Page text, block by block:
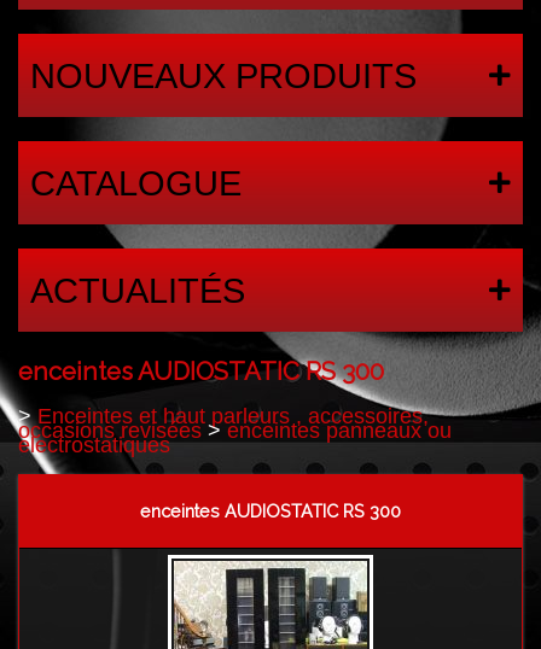
NOUVEAUX PRODUITS
CATALOGUE
ACTUALITÉS
enceintes AUDIOSTATIC RS 300
>Enceintes et haut parleurs , accessoires,
occasions revisées>enceintes panneaux ou
electrostatiques
enceintes AUDIOSTATIC RS 300